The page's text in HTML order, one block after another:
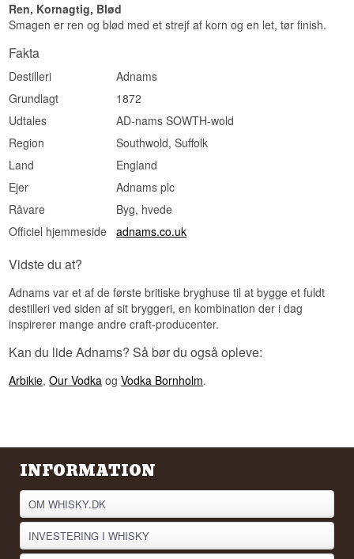
Eftersmag
Middellang og varm. Maltsødmen bliver
sidst.
Specifikationer
Navn: Adnams East Coast Vodka
Destilleri:Adnams Copper House Distillery
Type: Engelsk Single Malt Vodka
mask af 100% maltet byg fra East Anglia
EAN nr.: 5016878600025
Serveringsforslag: Ren i et lille glas ved kølig
temperatur, eller i en Espresso Martini hvor
maltsødmen bærer kaffen.
Samme bygdestillat er grundlaget for husets
den botanik, de ikke taler om, for uden
Se hele vores udvalg afVodka
Ren, Kornagtig, Blød
Smagen er ren og blød med et strejf af korn og en let, tør finish.
Fakta
Destilleri
Adnams
Grundlagt
1872
Udtales
AD-nams SOWTH-wold
Region
Southwold, Suffolk
Land
England
Ejer
Adnams plc
Råvare
Byg, hvede
Officiel hjemmeside
adnams.co.uk
Vidste du at?
Adnams var et af de første britiske bryghuse til at bygge et fuldt
destilleri ved siden af sit bryggeri, en kombination der i dag
inspirerer mange andre craft-producenter.
Kan du lide Adnams? Så bør du også opleve:
Arbikie,Our Vodka ogVodka Bornholm.
INFORMATION
OM WHISKY.DK
INVESTERING I WHISKY